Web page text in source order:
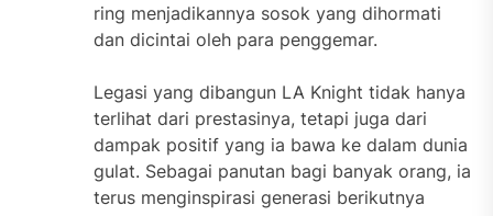
ring menjadikannya sosok yang dihormati
dan dicintai oleh para penggemar.
Legasi yang dibangun LA Knight tidak hanya
terlihat dari prestasinya, tetapi juga dari
dampak positif yang ia bawa ke dalam dunia
gulat. Sebagai panutan bagi banyak orang, ia
terus menginspirasi generasi berikutnya